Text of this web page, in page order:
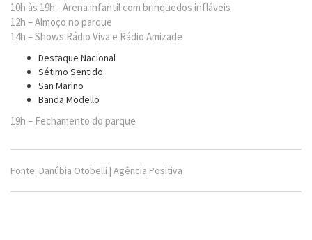
10h às 19h - Arena infantil com brinquedos infláveis
12h – Almoço no parque
14h – Shows Rádio Viva e Rádio Amizade
Destaque Nacional
Sétimo Sentido
San Marino
Banda Modello
19h – Fechamento do parque
Fonte: Danúbia Otobelli | Agência Positiva